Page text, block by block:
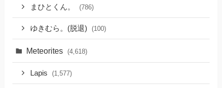
まひとくん。 (786)
ゆきむら。(脱退) (100)
Meteorites (4,618)
Lapis (1,577)